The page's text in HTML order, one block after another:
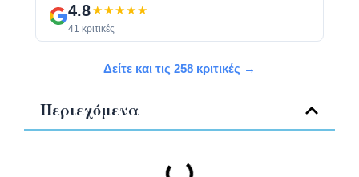
4.8★★★★★
41 κριτικές
Δείτε και τις 258 κριτικές →
Περιεχόμενα